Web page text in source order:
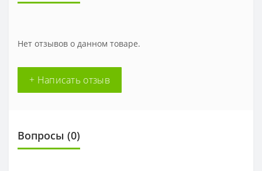
Нет отзывов о данном товаре.
+ Написать отзыв
Вопросы (0)